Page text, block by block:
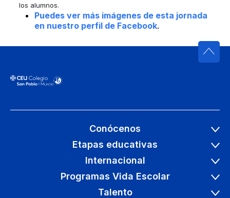
los alumnos.
Puedes ver más imágenes de esta jornada
en nuestro perfil de Facebook.
Conócenos
Etapas educativas
Internacional
Programas Vida Escolar
Talento